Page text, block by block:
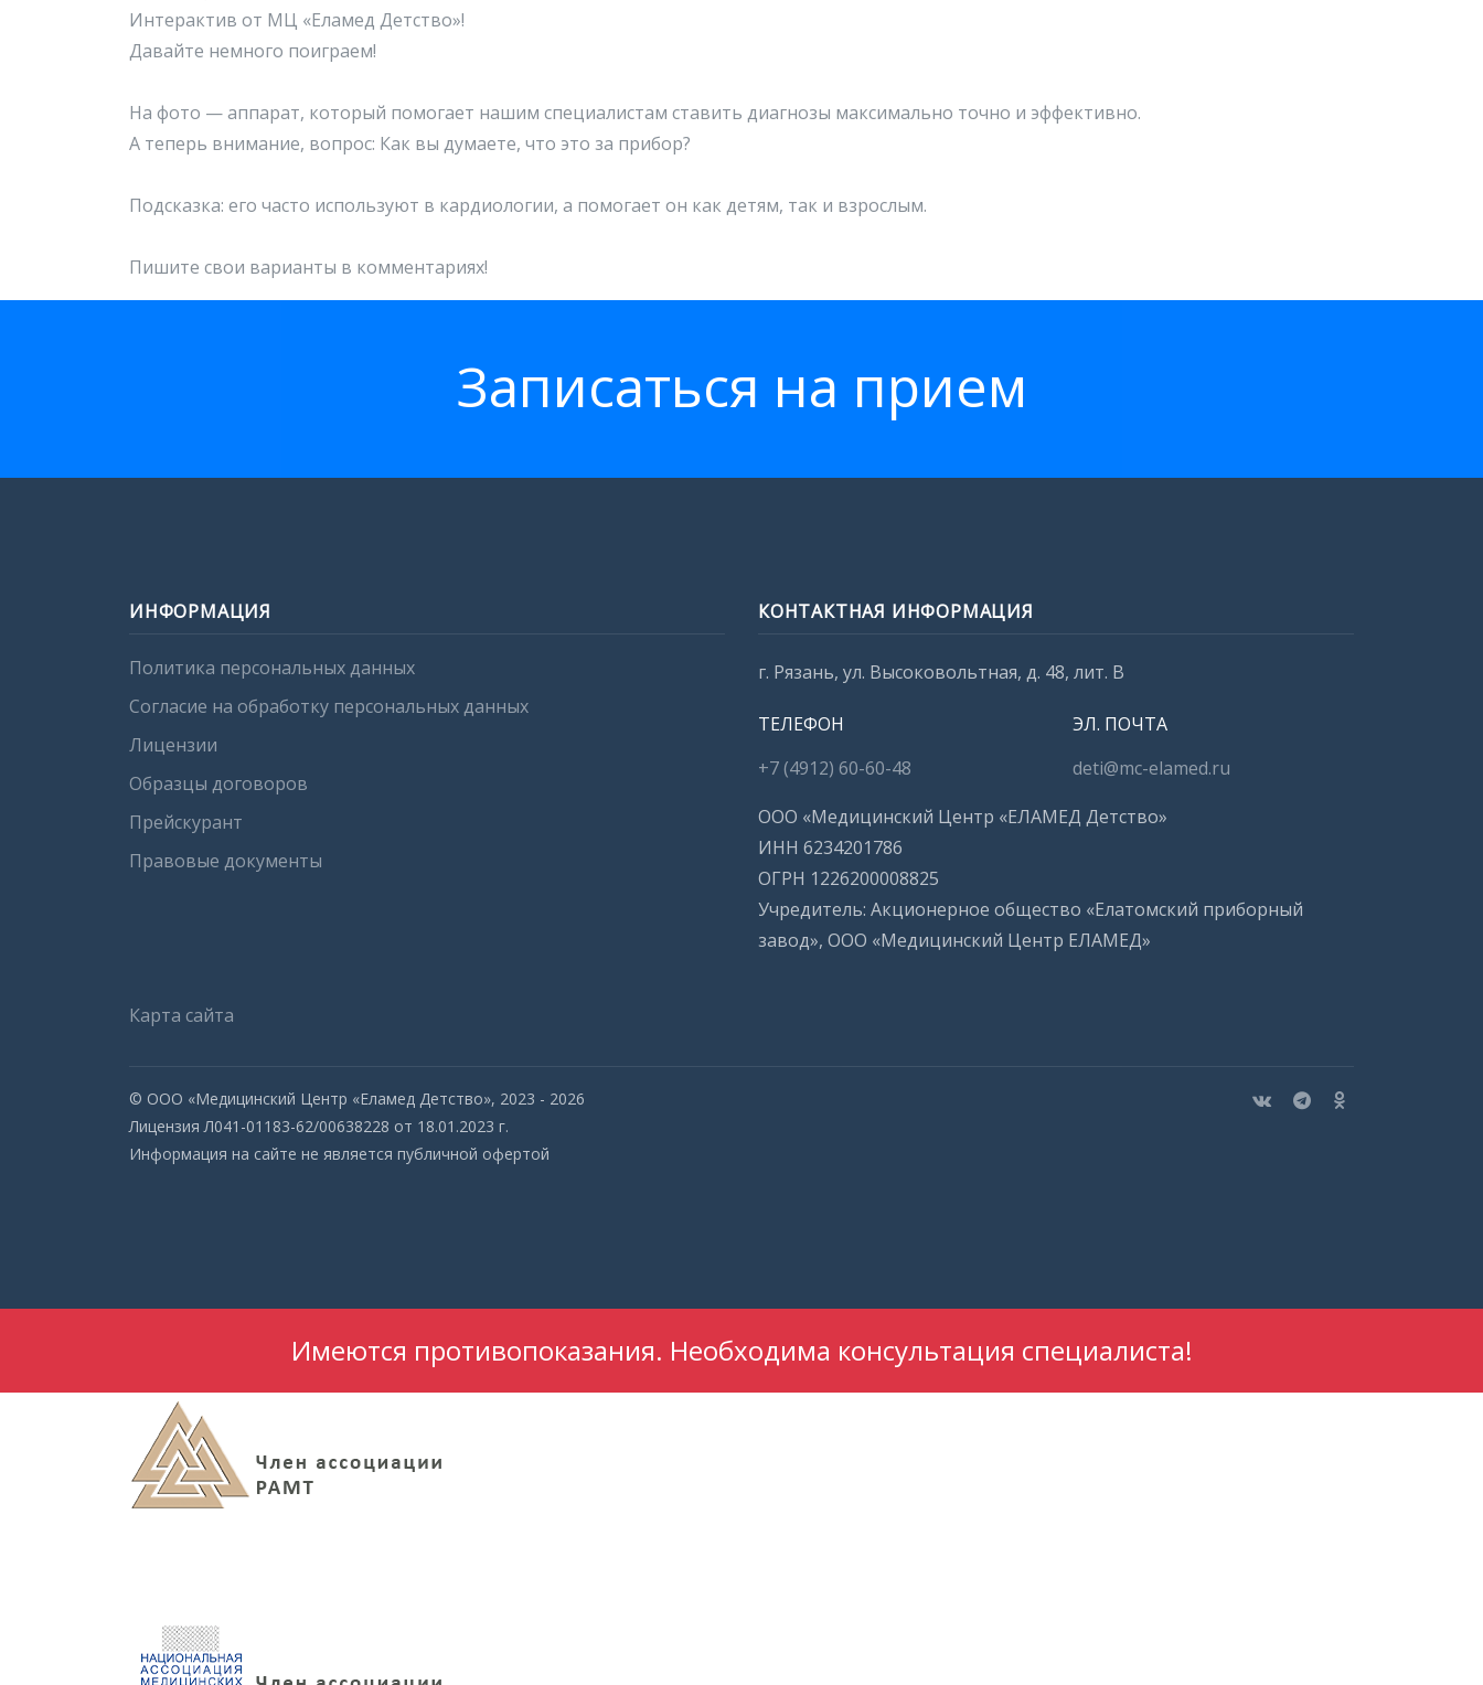
Интерактив от МЦ «Еламед Детство»!
Давайте немного поиграем!
На фото — аппарат, который помогает нашим специалистам ставить диагнозы максимально точно и эффективно.
А теперь внимание, вопрос: Как вы думаете, что это за прибор?
Подсказка: его часто используют в кардиологии, а помогает он как детям, так и взрослым.
Пишите свои варианты в комментариях!
Записатьcя на прием
ИНФОРМАЦИЯ
Политика персональных данных
Согласие на обработку персональных данных
Лицензии
Образцы договоров
Прейскурант
Правовые документы
КОНТАКТНАЯ ИНФОРМАЦИЯ
г. Рязань, ул. Высоковольтная, д. 48, лит. В
ТЕЛЕФОН
+7 (4912) 60-60-48
ЭЛ. ПОЧТА
deti@mc-elamed.ru
ООО «Медицинский Центр «ЕЛАМЕД Детство»
ИНН 6234201786
ОГРН 1226200008825
Учредитель: Акционерное общество «Елатомский приборный
завод», ООО «Медицинский Центр ЕЛАМЕД»
Карта сайта
© ООО «Медицинский Центр «Еламед Детство», 2023 - 2026
Лицензия Л041-01183-62/00638228 от 18.01.2023 г.
Информация на сайте не является публичной офертой
Имеются противопоказания. Необходима консультация специалиста!